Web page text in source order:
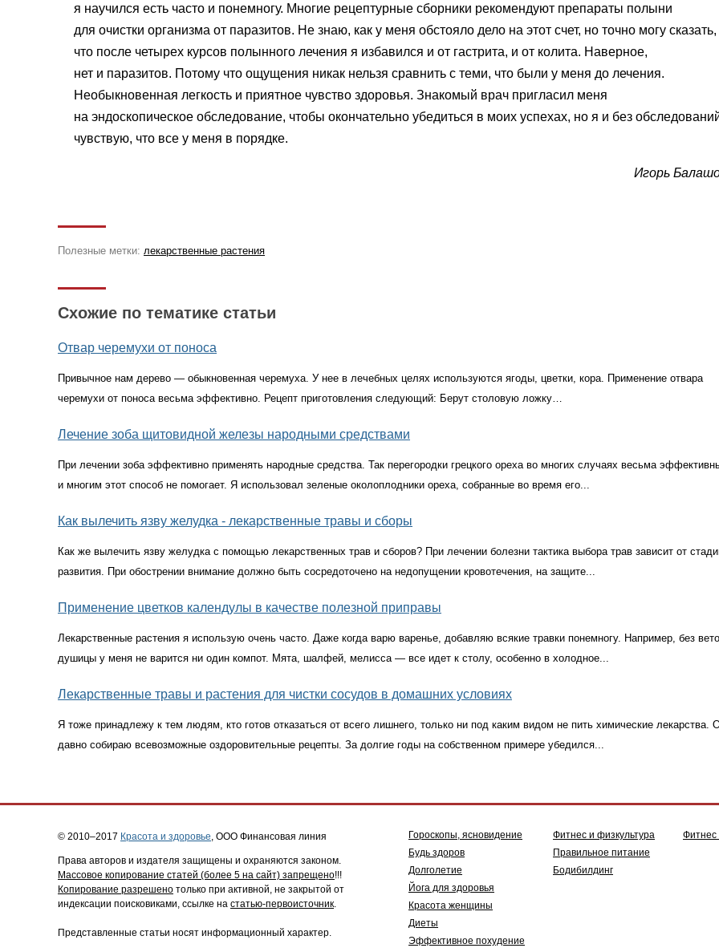
я научился есть часто и понемногу. Многие рецептурные сборники рекомендуют препараты полыни
для очистки организма от паразитов. Не знаю, как у меня обстояло дело на этот счет, но точно могу сказать,
что после четырех курсов полынного лечения я избавился и от гастрита, и от колита. Наверное,
нет и паразитов. Потому что ощущения никак нельзя сравнить с теми, что были у меня до лечения.
Необыкновенная легкость и приятное чувство здоровья. Знакомый врач пригласил меня
на эндоскопическое обследование, чтобы окончательно убедиться в моих успехах, но я и без
чувствую, что все у меня в порядке.
Игорь
Полезные метки: лекарственные растения
Схожие по тематике статьи
Отвар черемухи от поноса
Привычное нам дерево — обыкновенная черемуха. У нее в ле­чебных целях используются ягоды, цветки, кора. Применение отвара
черемухи от поноса весьма эффективно. Рецепт приготовления следующий: Берут столовую ложку…
Лечение зоба щитовидной железы народными средствами
При лечении зоба эффективно применять народные средства. Так перегородки грецкого ореха во многих случаях весьма
и многим этот способ не помогает. Я использовал зеленые околоплодники ореха, собранные во время его...
Как вылечить язву желудка - лекарственные травы и сборы
Как же вылечить язву желудка с помощью лекарственных трав и сборов? При лечении болезни тактика выбора трав зависит от
развития. При обострении внимание должно быть сосредоточено на недопущении кровотечения, на защите...
Применение цветков календулы в качестве полезной приправы
Лекарственные растения я использую очень часто. Даже когда варю варенье, добавляю всякие травки понемногу. Например, без
душицы у меня не варится ни один компот. Мята, шалфей, мелисса — все идет к столу, особенно в холодное...
Лекарственные травы и растения для чистки сосудов в домашних условиях
Я тоже принадлежу к тем людям, кто готов отказаться от всего лишнего, только ни под каким видом не пить химические лекарства.
давно собираю всевозможные оздоровительные рецепты. За долгие годы на собственном примере убедился...
© 2010–2017 Красота и здоровье, ООО Финансовая линия
Права авторов и издателя защищены и охраняются законом.
Массовое копирование статей (более 5 на сайт) запрещено!!!
Копирование разрешено только при активной, не закрытой от
индексации поисковиками, ссылке на статью-первоисточник.
Представленные статьи носят информационный характер.
Гороскопы, ясновидение
Будь здоров
Долголетие
Йога для здоровья
Красота женщины
Диеты
Эффективное похудение
Фитнес и физкультура
Правильное питание
Бодибилдинг